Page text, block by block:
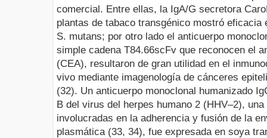
comercial. Entre ellas, la IgA/G secretora
plantas de tabaco transgénico mostró eficacia
S. mutans; por otro lado el anticuerpo
simple cadena T84.66scFv que reconocen el
(CEA), resultaron de gran utilidad en el
vivo mediante imagenología de cánceres
(32). Un anticuerpo monoclonal humanizado
B del virus del herpes humano 2 (HHV–2),
involucradas en la adherencia y fusión de la
plasmática (33, 34), fue expresada en soya